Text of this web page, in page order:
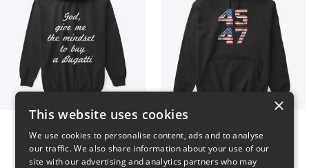
$51 $40
×
This website uses cookies
We use cookies to personalise content, ads and to analyse
our traffic. We also share information about your use of our
site with our advertising and analytics partners who may